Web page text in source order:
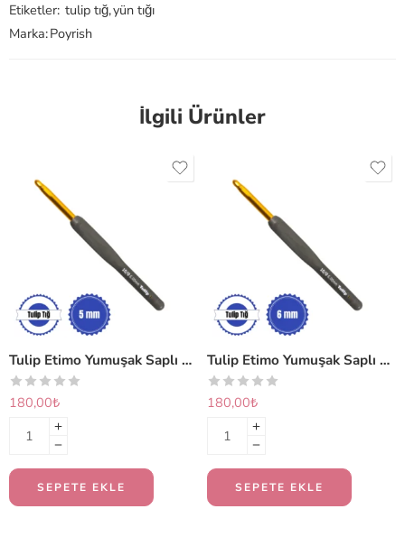
Etiketler: tulip tığ,yün tığı
Marka:Poyrish
İlgili Ürünler
Tulip Etimo Yumuşak Saplı Yün Tığı 5 mm
180,00₺
SEPETE EKLE
Tulip Etimo Yumuşak Saplı Yün Tığı 6 mm
180,00₺
SEPETE EKLE